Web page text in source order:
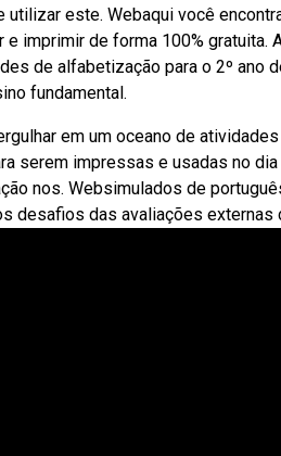
utilizar este. Webaqui você
e imprimir de forma 100%
de alfabetização para o 2º
fundamental.
em um oceano de
serem impressas e usadas no
nos. Websimulados de
desafios das avaliações externas